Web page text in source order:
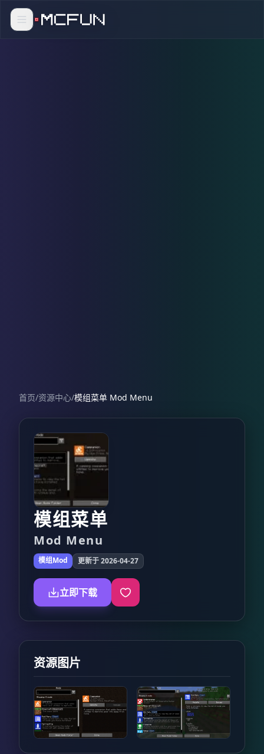
首页/资源中心/模组菜单 Mod Menu
模组菜单
Mod Menu
模组Mod 更新于 2026-04-27
立即下载
资源图片